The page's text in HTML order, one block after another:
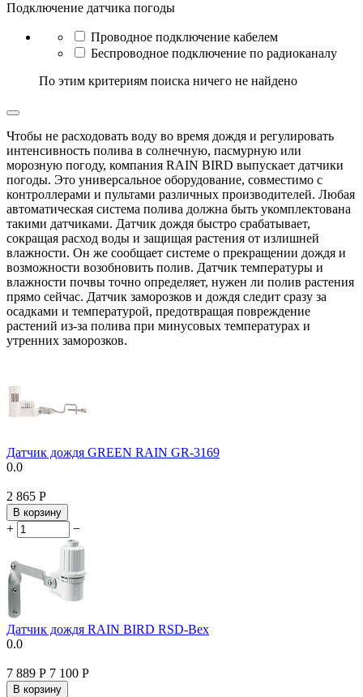
Подключение датчика погоды
Проводное подключение кабелем
Беспроводное подключение по радиоканалу
По этим критериям поиска ничего не найдено
Чтобы не расходовать воду во время дождя и регулировать
интенсивность полива в солнечную, пасмурную или
морозную погоду, компания RAIN BIRD выпускает датчики
погоды. Это универсальное оборудование, совместимо с
контроллерами и пультами различных производителей. Любая
автоматическая система полива должна быть укомплектована
такими датчиками. Датчик дождя быстро срабатывает,
сокращая расход воды и защищая растения от излишней
влажности. Он же сообщает системе о прекращении дождя и
возможности возобновить полив. Датчик температуры и
влажности почвы точно определяет, нужен ли полив растения
прямо сейчас. Датчик заморозков и дождя следит сразу за
осадками и температурой, предотвращая повреждение
растений из-за полива при минусовых температурах и
утренних заморозков.
Датчик дождя GREEN RAIN GR-3169
0.0
2 865 Р
В корзину
+ −
Датчик дождя RAIN BIRD RSD-Bex
0.0
7 889 Р 7 100 Р
В корзину